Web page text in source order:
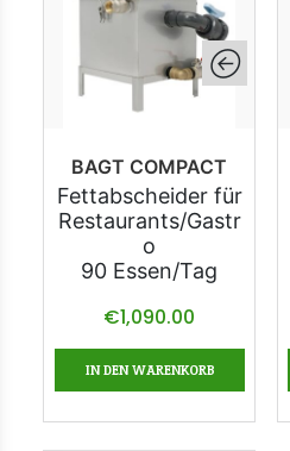
BAGT COMPACT
Fettabscheider für
Restaurants/Gastr
o
90 Essen/Tag
€1,090.00
IN DEN WARENKORB